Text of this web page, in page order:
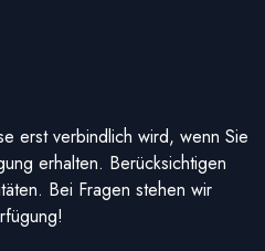
erst verbindlich wird, wenn Sie
erhalten. Berücksichtigen
Bei Fragen stehen wir